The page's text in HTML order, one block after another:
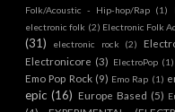
Folk/Acoustic - Hip-hop/Rap (1)
electronic folk (2) Electronic Folk
(31)
electronic rock (2)
Electronicore (3) ElectroPop (1)
Emo Pop Rock (9) Emo Rap (1)
epic (16) Europe Based (5)